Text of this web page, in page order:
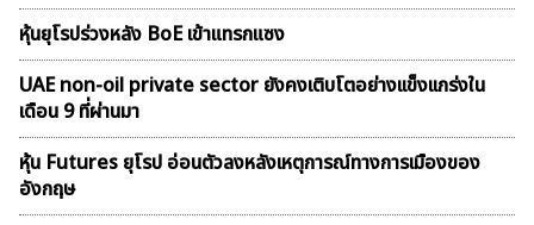
หุ้นยุโรปร่วงหลัง BoE เข้าแทรกแซง
UAE non-oil private sector ยังคงเติบโตอย่างเเข็งเเกร่งใน
เดือน 9 ที่ผ่านมา
หุ้น Futures ยุโรป อ่อนตัวลงหลังเหตุการณ์ทางการเมืองของ
อังกฤษ